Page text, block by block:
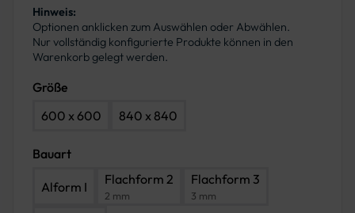
Hinweis:
Optionen anklicken zum Auswählen oder Abwählen.
Nur vollständig konfigurierte Produkte können in den
Warenkorb gelegt werden.
Größe
600 x 600
840 x 840
Bauart
Alform I Flachform 2
2 mm
Flachform 3
3 mm